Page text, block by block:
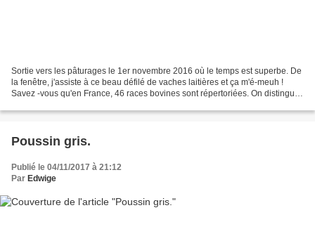
Sortie vers les pâturages le 1er novembre 2016 où le temps est superbe. De
la fenêtre, j'assiste à ce beau défilé de vaches laitières et ça m'é-meuh !
Savez -vous qu'en France, 46 races bovines sont répertoriées. On distingue
Poussin gris.
Publié le 04/11/2017 à 21:12
Par Edwige